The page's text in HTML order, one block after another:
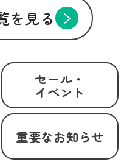
を見る
セール・
イベント
重要なお知らせ